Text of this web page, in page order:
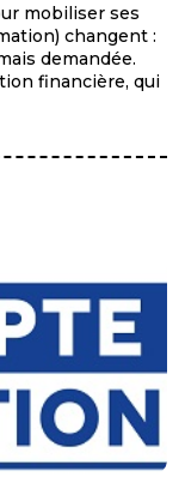
mobiliser ses
changent :
demandée.
financière, qui